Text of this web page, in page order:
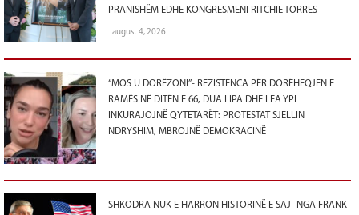
PRANISHËM EDHE KONGRESMENI RITCHIE TORRES
august 4, 2026
“MOS U DORËZONI”- REZISTENCA PËR DORËHEQJEN E
RAMËS NË DITËN E 66, DUA LIPA DHE LEA YPI
INKURAJOJNË QYTETARËT: PROTESTAT SJELLIN
NDRYSHIM, MBROJNË DEMOKRACINË
SHKODRA NUK E HARRON HISTORINË E SAJ- NGA FRANK